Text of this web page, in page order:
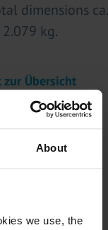
About
we use, the
dimensions ca.
kg.
zur Übersicht